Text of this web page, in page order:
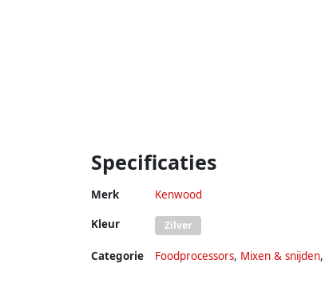
Specificaties
Merk Kenwood
Kleur Zilver
Categorie Foodprocessors, Mixen & snijden,